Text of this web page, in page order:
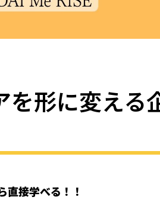
を形に変え
接学べる！！